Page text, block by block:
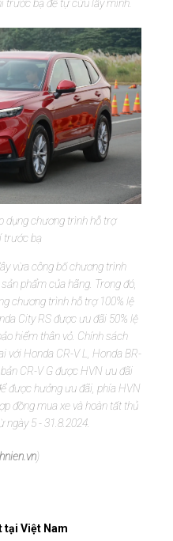
trước bạ để tự cứu lấy mình.
dụng chương trình hỗ trợ
trước bạ
vừa công bố chương trình
phẩm của hãng. Trong đó,
chương trình hỗ trợ 100% lệ
City RS được ưu đãi 50% lệ
hiểm thân vỏ. Chính sách
với Honda CR-V L, Honda BR-
CR-V G được HVN ưu đãi
được hưởng ưu đãi, phía HVN
đồng mua xe và hoàn tất thủ
ngày 5 - 31.8.2024.
)
tại Việt Nam